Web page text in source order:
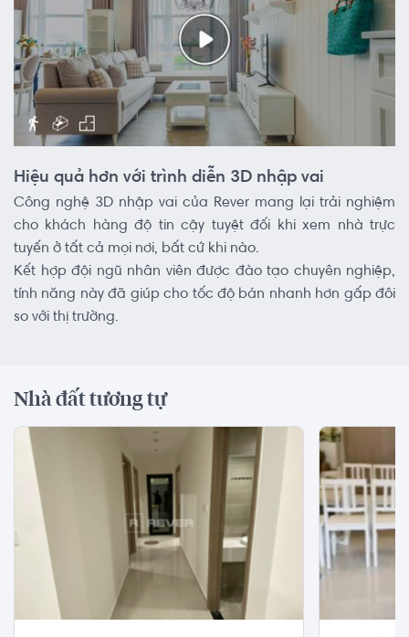
Hiệu quả hơn với trình diễn 3D nhập vai
Công nghệ 3D nhập vai của Rever mang lại trải nghiệm
cho khách hàng độ tin cậy tuyệt đối khi xem nhà trực
tuyến ở tất cả mọi nơi, bất cứ khi nào.
Kết hợp đội ngũ nhân viên được đào tạo chuyên nghiệp,
tính năng này đã giúp cho tốc độ bán nhanh hơn gấp đôi
so với thị trường.
Nhà đất tương tự